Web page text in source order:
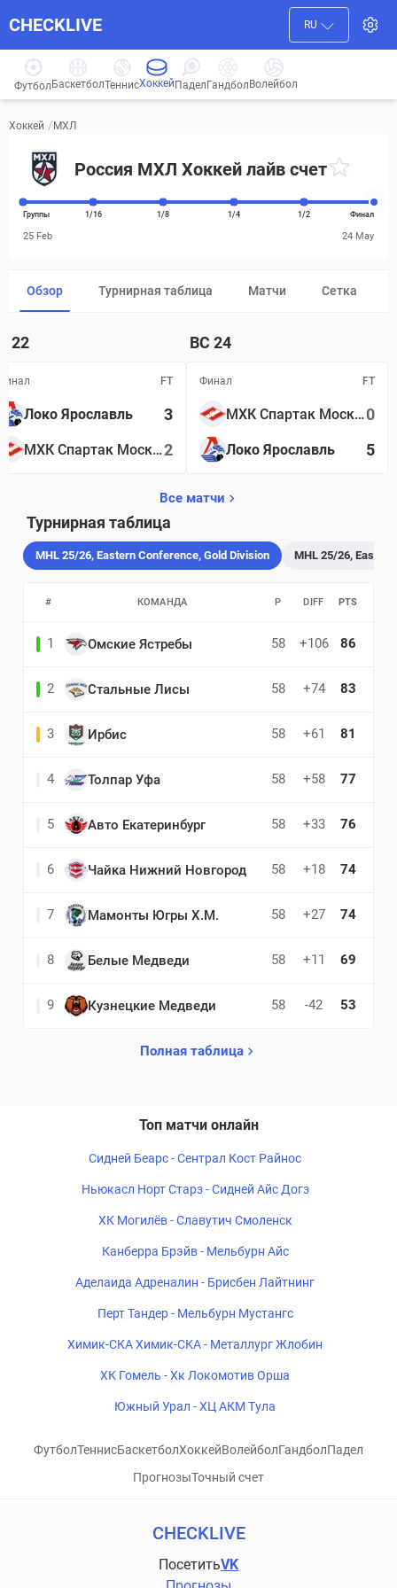
CHECKLIVE RU
Футбол БаскетболТеннисХоккей ПаделГандбол Волейбол
Хоккей /МХЛ
Россия МХЛ Хоккей лайв счет
Группы 1/16 1/8 1/4 1/2 Финал
25 Feb 24 May
Обзор Турнирная таблица Матчи Сетка
22
FT
Локо Ярославль 3
МХК Спартак Москва2
ВС 24
Финал FT
МХК Спартак Москва0
Локо Ярославль 5
Все матчи
Турнирная таблица
MHL 25/26, Eastern Conference, Gold Division MHL 25/26,
# КОМАНДА P DIFF PTS
1 Омские Ястребы 58 +106 86
2 Стальные Лисы 58 +74 83
3 Ирбис 58 +61 81
4 Толпар Уфа 58 +58 77
5 Авто Екатеринбург 58 +33 76
6 Чайка Нижний Новгород 58 +18 74
7 Мамонты Югры Х.М. 58 +27 74
8 Белые Медведи 58 +11 69
9 Кузнецкие Медведи 58 -42 53
Полная таблица
Топ матчи онлайн
Сидней Беарс - Сентрал Кост Райнос
Ньюкасл Норт Старз - Сидней Айс Догз
ХК Могилёв - Славутич Смоленск
Канберра Брэйв - Мельбурн Айс
Аделаида Адреналин - Брисбен Лайтнинг
Перт Тандер - Мельбурн Мустангс
Химик-СКА Химик-СКА - Металлург Жлобин
ХК Гомель - Хк Локомотив Орша
Южный Урал - ХЦ АКМ Тула
ФутболТеннисБаскетболХоккейВолейболГандболПадел
ПрогнозыТочный счет
CHECKLIVE
ПосетитьVK